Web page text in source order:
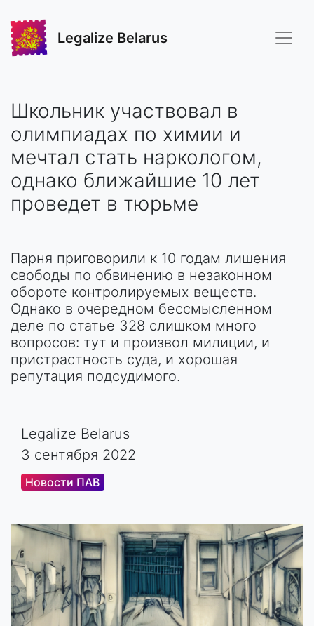
Legalize Belarus
Школьник участвовал в
олимпиадах по химии и
мечтал стать наркологом,
однако ближайшие 10 лет
проведет в тюрьме
Парня приговорили к 10 годам лишения
свободы по обвинению в незаконном
обороте контролируемых веществ.
Однако в очередном бессмысленном
деле по статье 328 слишком много
вопросов: тут и произвол милиции, и
пристрастность суда, и хорошая
репутация подсудимого.
Legalize Belarus
3 сентября 2022
Новости ПАВ